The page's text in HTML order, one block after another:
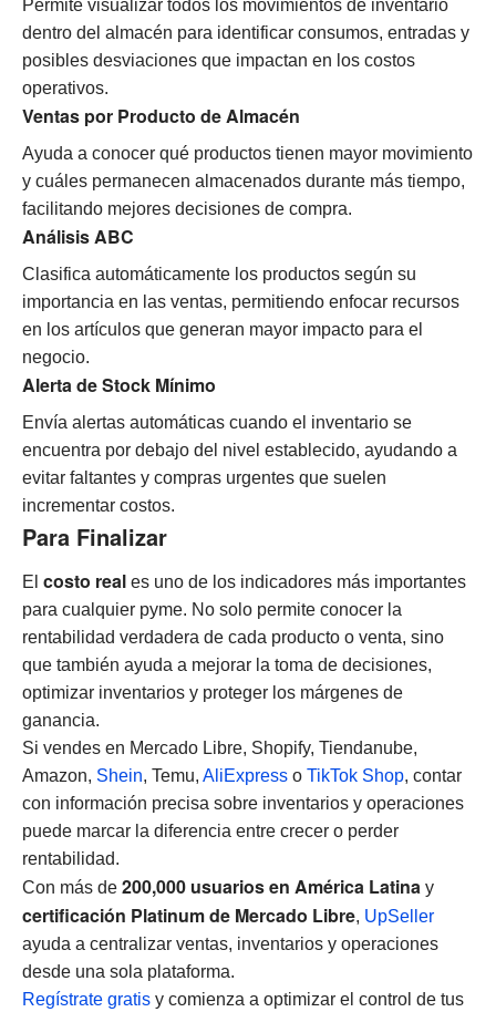
Permite visualizar todos los movimientos de inventario
dentro del almacén para identificar consumos, entradas y
posibles desviaciones que impactan en los costos
operativos.
Ventas por Producto de Almacén
Ayuda a conocer qué productos tienen mayor movimiento
y cuáles permanecen almacenados durante más tiempo,
facilitando mejores decisiones de compra.
Análisis ABC
Clasifica automáticamente los productos según su
importancia en las ventas, permitiendo enfocar recursos
en los artículos que generan mayor impacto para el
negocio.
Alerta de Stock Mínimo
Envía alertas automáticas cuando el inventario se
encuentra por debajo del nivel establecido, ayudando a
evitar faltantes y compras urgentes que suelen
incrementar costos.
Para Finalizar
El costo real es uno de los indicadores más importantes
para cualquier pyme. No solo permite conocer la
rentabilidad verdadera de cada producto o venta, sino
que también ayuda a mejorar la toma de decisiones,
optimizar inventarios y proteger los márgenes de
ganancia.
Si vendes en Mercado Libre, Shopify, Tiendanube,
Amazon, Shein, Temu, AliExpress o TikTok Shop, contar
con información precisa sobre inventarios y operaciones
puede marcar la diferencia entre crecer o perder
rentabilidad.
Con más de 200,000 usuarios en América Latina y
certificación Platinum de Mercado Libre, UpSeller
ayuda a centralizar ventas, inventarios y operaciones
desde una sola plataforma.
Regístrate gratis y comienza a optimizar el control de tus